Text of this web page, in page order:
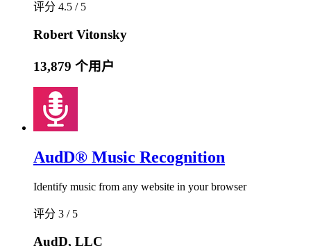
评分 4.5 / 5
Robert Vitonsky
13,879 个用户
AudD® Music Recognition
Identify music from any website in your browser
评分 3 / 5
AudD, LLC